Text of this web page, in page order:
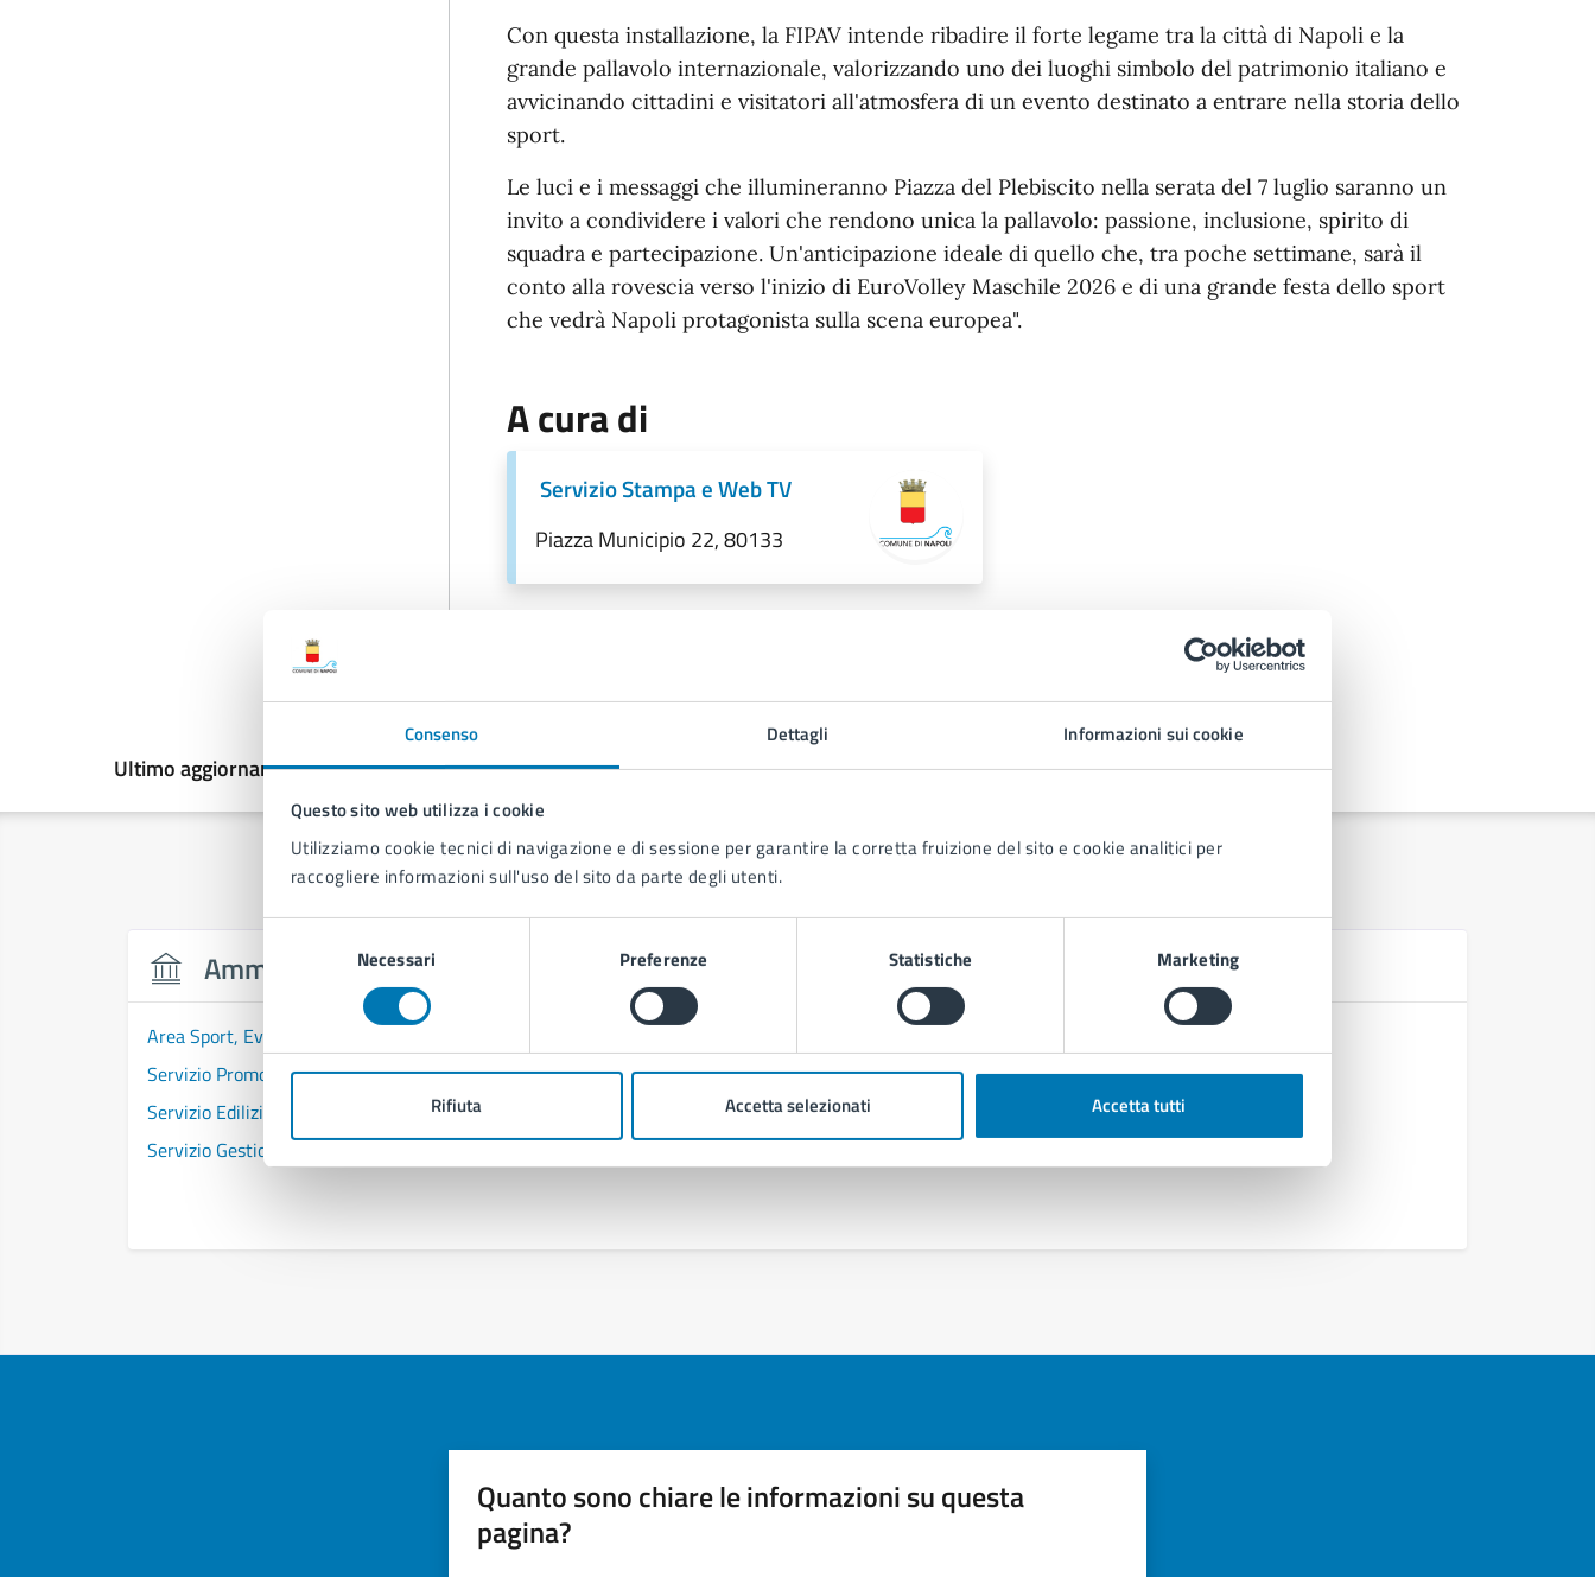
Consenso Dettagli Informazioni sui cookie
Questo sito web utilizza i cookie
Utilizziamo cookie tecnici di navigazione e di sessione per garantire la corretta fruizione del sito e cookie analitici per
raccogliere informazioni sull'uso del sito da parte degli utenti.
del
Necessari Preferenze Statistiche Marketing
Rifiuta Accetta selezionati Accetta tutti
Con questa installazione, la FIPAV intende ribadire il forte legame tra la città di Napoli e la
grande pallavolo internazionale, valorizzando uno dei luoghi simbolo del patrimonio italiano e
avvicinando cittadini e visitatori all'atmosfera di un evento destinato a entrare nella storia dello
sport.
Le luci e i messaggi che illumineranno Piazza del Plebiscito nella serata del 7 luglio saranno un
invito a condividere i valori che rendono unica la pallavolo: passione, inclusione, spirito di
squadra e partecipazione. Un'anticipazione ideale di quello che, tra poche settimane, sarà il
conto alla rovescia verso l'inizio di EuroVolley Maschile 2026 e di una grande festa dello sport
che vedrà Napoli protagonista sulla scena europea".
A cura di
Servizio Stampa e Web TV
Piazza Municipio 22, 80133
Ultimo aggiornamento:03/07/2026, 16:38
Contenuti correlati
Amministrazione
Area Sport, Eventi e Pari Opportunità
Servizio Promozione Attività Sportive
Servizio Edilizia Sportiva
Servizio Gestione Eventi e Stadio Diego Armando Maradona
Quanto sono chiare le informazioni su questa
pagina?